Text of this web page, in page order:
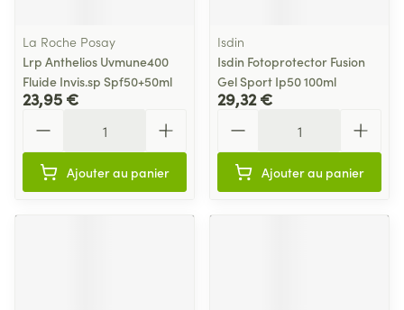
La Roche Posay
Lrp Anthelios Uvmune400
Fluide Invis.sp Spf50+50ml
23,95 €
Ajouter au panier
Isdin
Isdin Fotoprotector Fusion
Gel Sport Ip50 100ml
29,32 €
Ajouter au panier